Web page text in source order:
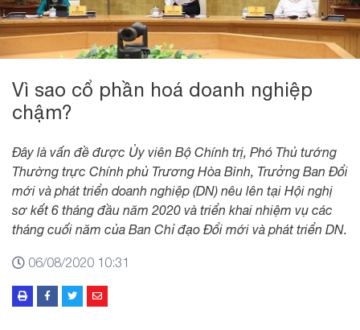
Vì sao cổ phần hoá doanh nghiệp
chậm?
Đây là vấn đề được Ủy viên Bộ Chính trị, Phó Thủ tướng
Thường trực Chính phủ Trương Hòa Bình, Trưởng Ban Đổi
mới và phát triển doanh nghiệp (DN) nêu lên tại Hội nghị
sơ kết 6 tháng đầu năm 2020 và triển khai nhiệm vụ các
tháng cuối năm của Ban Chỉ đạo Đổi mới và phát triển DN.
06/08/2020 10:31